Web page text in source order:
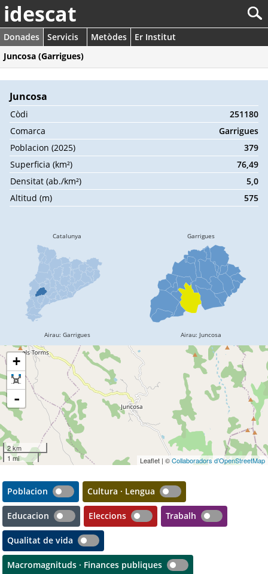
idescat
Donades Servicis Metòdes
Er Institut
Juncosa (Garrigues)
Juncosa
Còdi
251180
Comarca
Garrigues
Poblacion (2025)
379
Superficia (km²)
76,49
Densitat (ab./km²)
5,0
Altitud (m)
575
+
-
2 km
1 mi
Leaflet | ©Collaboradors d’OpenStreetMap
Poblacion Cultura · Lengua
Educacion Eleccions Trabalh
Qualitat de vida
Macromagnituds · Finances publiques